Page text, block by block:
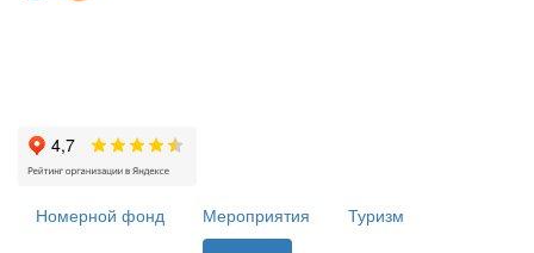
Номерной фонд Мероприятия
Туризм